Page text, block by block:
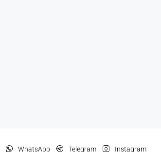
WhatsApp Telegram Instagram